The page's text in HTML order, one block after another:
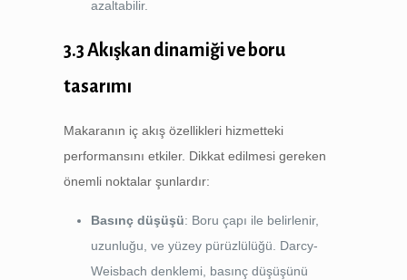
azaltabilir.
3.3 Akışkan dinamiği ve boru
tasarımı
Makaranın iç akış özellikleri hizmetteki
performansını etkiler. Dikkat edilmesi gereken
önemli noktalar şunlardır:
Basınç düşüşü: Boru çapı ile belirlenir,
uzunluğu, ve yüzey pürüzlülüğü. Darcy-
Weisbach denklemi, basınç düşüşünü